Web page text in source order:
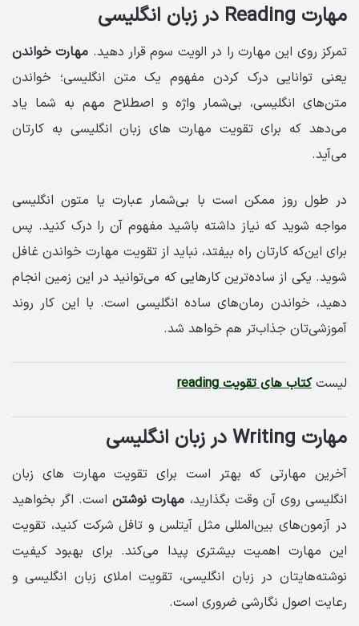
مهارت Reading در زبان انگلیسی
تمرکز روی این مهارت را در الویت سوم قرار دهید. مهارت خواندن
یعنی توانایی درک کردن مفهوم یک متن انگلیسی؛ خواندن
متن‌های انگلیسی، بی‌شمار واژه و اصطلاح مهم به شما یاد
می‌دهد که برای تقویت مهارت های زبان انگلیسی به کارتان
می‌آید.
در طول روز ممکن است با بی‌شمار عبارت یا متون انگلیسی
مواجه شوید که نیاز داشته باشید مفهوم آن را درک کنید. پس
برای این‌که کارتان راه بیفتد، نباید از تقویت مهارت خواندن غافل
شوید. یکی از ساده‌ترین کارهایی که می‌توانید در این زمین انجام
دهید، خواندن رمان‌های ساده انگلیسی است. با این کار روند
آموزشی‌تان جذاب‌تر هم خواهد شد.
لیستکتاب های تقویت reading
مهارت Writing در زبان انگلیسی
آخرین مهارتی که بهتر است برای تقویت مهارت های زبان
انگلیسی روی آن وقت بگذارید، مهارت نوشتناست. اگر بخواهید
در آزمون‌های بین‌المللی مثل آیتلس و تافل شرکت کنید، تقویت
این مهارت اهمیت بیشتری پیدا می‌کند. برای بهبود کیفیت
نوشته‌هایتان در زبان انگلیسی، تقویت املای زبان انگلیسی و
رعایت اصول نگارشی ضروری است.